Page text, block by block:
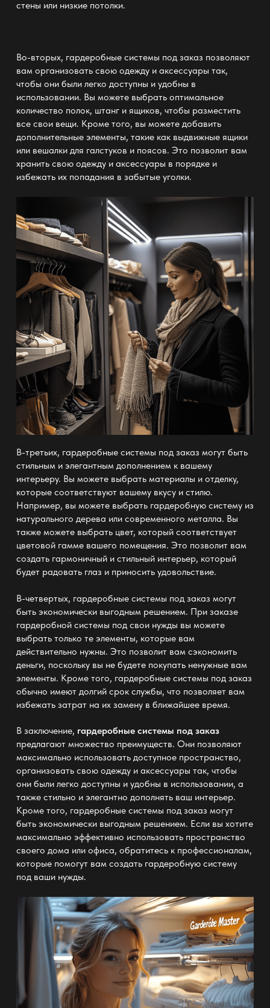
стены или низкие потолки.
Во-вторых, гардеробные системы под заказ позволяют
вам организовать свою одежду и аксессуары так,
чтобы они были легко доступны и удобны в
использовании. Вы можете выбрать оптимальное
количество полок, штанг и ящиков, чтобы разместить
все свои вещи. Кроме того, вы можете добавить
дополнительные элементы, такие как выдвижные ящики
или вешалки для галстуков и поясов. Это позволит вам
хранить свою одеждуи аксессуары в порядке и
избежать их попадания в забытые уголки.
В-третьих, гардеробные системы под заказ могут быть
стильным и элегантным дополнением к вашему
интерьеру. Вы можете выбрать материалы и отделку,
которые соответствуют вашему вкусу и стилю.
Например, вы можете выбрать гардеробную системуиз
натурального дерева или современного металла. Вы
также можете выбрать цвет, который соответствует
цветовой гамме вашего помещения. Это позволит вам
создать гармоничный и стильный интерьер, который
будет радовать глаз и приносить удовольствие.
В-четвертых, гардеробные системы под заказ могут
быть экономически выгодным решением. При заказе
гардеробной системы под свои нужды вы можете
выбрать только те элементы, которые вам
действительно нужны. Это позволит вам сэкономить
деньги, поскольку вы не будете покупать ненужные вам
элементы. Кроме того, гардеробные системы под заказ
обычно имеют долгий срок службы, что позволяет вам
избежать затрат на их замену в ближайшее время.
В заключение, гардеробные системы под заказ
предлагают множество преимуществ. Они позволяют
максимально использовать доступное пространство,
организовать свою одеждуи аксессуары так, чтобы
они были легко доступны и удобны в использовании, а
также стильно и элегантно дополнять ваш интерьер.
Кроме того, гардеробные системы под заказ могут
быть экономически выгодным решением. Если вы хотите
максимально эффективно использовать пространство
своего дома или офиса, обратитесь к профессионалам,
которые помогут вам создать гардеробную систему
под ваши нужды.